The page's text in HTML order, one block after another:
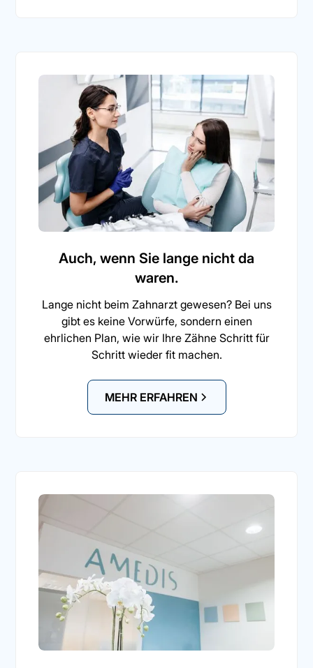
Auch, wenn Sie lange nicht da
waren.
Lange nicht beim Zahnarzt gewesen? Bei uns
gibt es keine Vorwürfe, sondern einen
ehrlichen Plan, wie wir Ihre Zähne Schritt für
Schritt wieder fit machen.
MEHR ERFAHREN